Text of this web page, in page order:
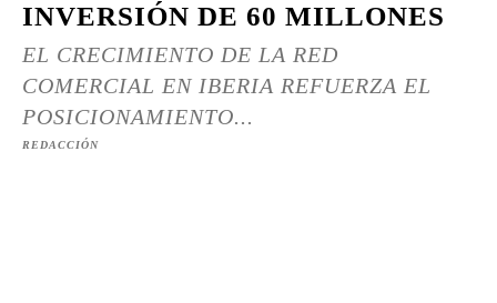
INVERSIÓN DE 60 MILLONES
EL CRECIMIENTO DE LA RED
COMERCIAL EN IBERIA REFUERZA EL
POSICIONAMIENTO...
REDACCIÓN